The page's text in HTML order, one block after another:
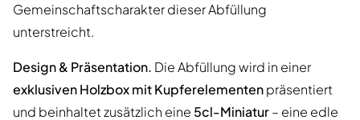
Gemeinschaftscharakter dieser Abfüllung
unterstreicht.
Design & Präsentation. Die Abfüllung wird in einer
exklusiven Holzbox mit Kupferelementenpräsentiert
und beinhaltet zusätzlich eine 5cl-Miniatur– eine edle